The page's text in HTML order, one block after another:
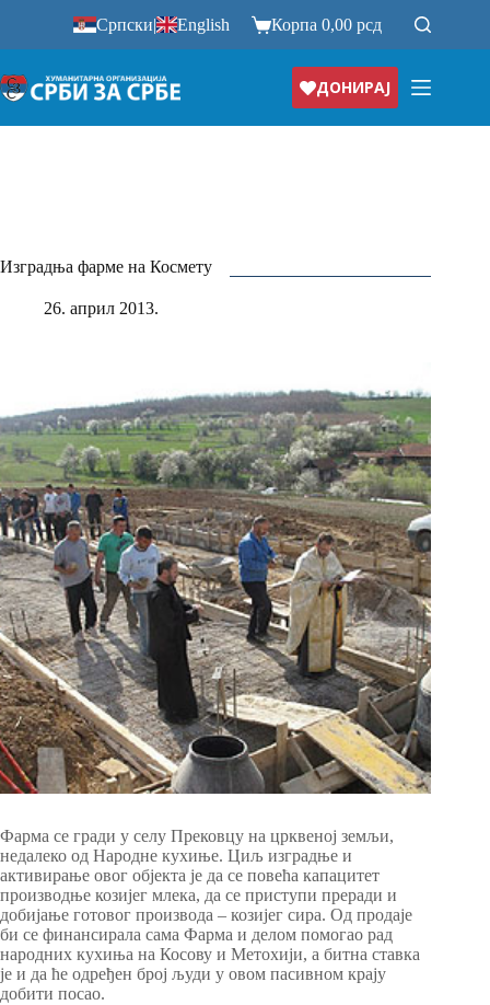
Српски| English Корпа0,00рсд
ДОНИРАЈ
Изградња фарме на Космету
26. април 2013.
Фарма се гради у селу Прековцу на црквеној земљи,
недалеко од Народне кухиње. Циљ изградње и
активирање овог објекта је да се повећа капацитет
производње козијег млека, да се приступи преради и
добијање готовог производа – козијег сира. Од продаје
би се финансирала сама Фарма и делом помогао рад
народних кухиња на Косову и Метохији, а битна ставка
је и да ће одређен број људи у овом пасивном крају
добити посао.